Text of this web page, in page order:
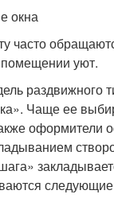
окна
часто
помещении уют.
раздвижного
Чаще ее
оформители
следующие